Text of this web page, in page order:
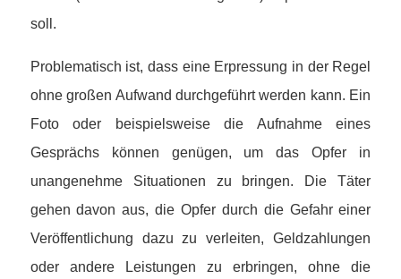
soll.
Problematisch ist, dass eine Erpressung in der Regel
ohne großen Aufwand durchgeführt werden kann. Ein
Foto oder beispielsweise die Aufnahme eines
Gesprächs können genügen, um das Opfer in
unangenehme Situationen zu bringen. Die Täter
gehen davon aus, die Opfer durch die Gefahr einer
Veröffentlichung dazu zu verleiten, Geldzahlungen
oder andere Leistungen zu erbringen, ohne die